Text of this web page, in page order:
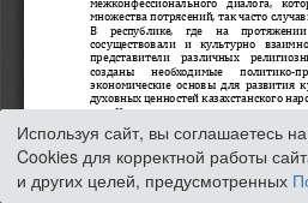
Используя сайт, вы соглашаетесь
Cookies для корректной работы
и других целей, предусмотренных